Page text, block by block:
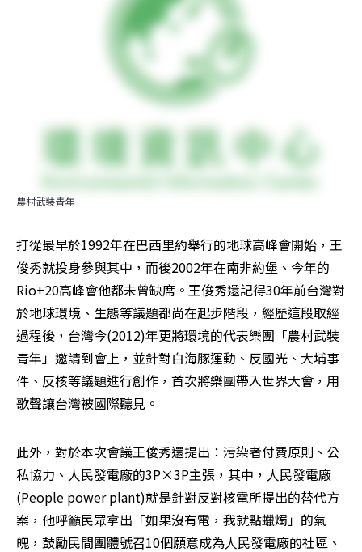
農村武裝青年
打從最早於1992年在巴西里約舉行的地球高峰會開始，王
俊秀就投身參與其中，而後2002年在南非約堡、今年的
Rio+20高峰會他都未曾缺席。王俊秀還記得30年前台灣對
於地球環境、生態等議題都尚在起步階段，經歷這段取經
過程後，台灣今(2012)年更將環境的代表樂團「農村武裝
青年」邀請到會上，並針對白海豚運動、反國光、大埔事
件、反核等議題進行創作，首次將樂團帶入世界大會，用
歌聲讓台灣被國際聽見。
此外，對於本次會議王俊秀還提出：污染者付費原則、公
私協力、人民發電廠的3P×3P主張，其中，人民發電廠
(People power plant)就是針對反對核電所提出的替代方
案，他呼籲民眾拿出「如果沒有電，我就點蠟燭」的氣
魄，鼓勵民間團體號召10個願意成為人民發電廠的社區、